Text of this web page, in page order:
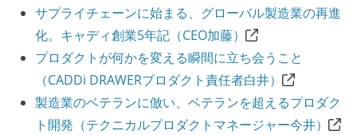
サプライチェーンに始まる、グローバル製造業の再進
化。キャディ創業5年記（CEO加藤）
プロダクトが何かを変える瞬間に立ち会うこと
（CADDi DRAWERプロダクト責任者白井）
製造業のベテランに倣い、ベテランを超えるプロダク
ト開発（テクニカルプロダクトマネージャー今井）